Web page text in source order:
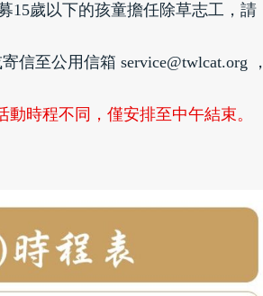
15歲以下的孩童擔任除草志工，請
信至公用信箱 service@twlcat.org ，
時程不同，僅安排至中午結束。